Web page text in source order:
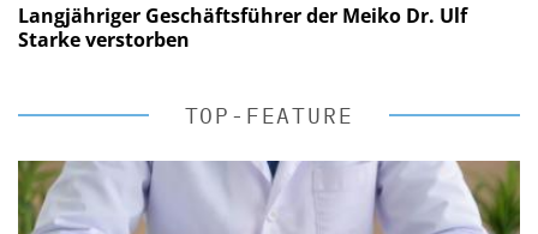
Langjähriger Geschäftsführer der Meiko Dr. Ulf
Starke verstorben
TOP-FEATURE